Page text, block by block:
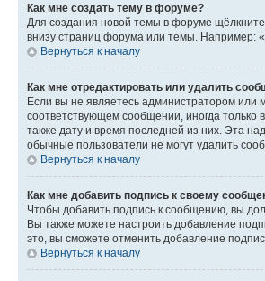
Как мне создать тему в форуме?
Для создания новой темы в форуме
внизу страниц форума или темы. Например:
Вернуться к началу
Как мне отредактировать или удалить
Если вы не являетесь администратором или
соответствующем сообщении, иногда только
также дату и время последней из них. Эта
обычные пользователи не могут удалить
Вернуться к началу
Как мне добавить подпись к своему
Чтобы добавить подпись к сообщению, вы
Вы также можете настроить добавление
это, вы сможете отменить добавление
Вернуться к началу